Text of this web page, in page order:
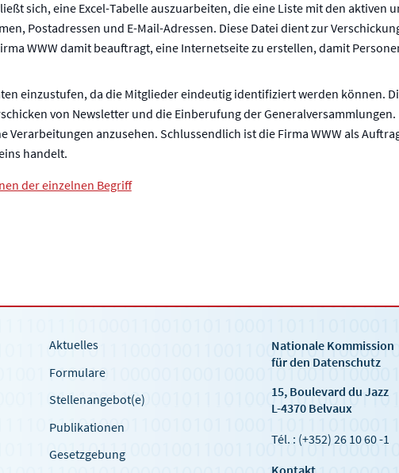
sich, eine Excel-Tabelle auszuarbeiten, die eine Liste mit den
Postadressen und E-Mail-Adressen. Diese Datei dient zur
WWW damit beauftragt, eine Internetseite zu erstellen, damit
einzustufen, da die Mitglieder eindeutig identifiziert werden können.
von Newsletter und die Einberufung der Generalversammlungen.
anzusehen. Schlussendlich ist die Firma WWW als
handelt.
der einzelnen Begriff
Aktuelles
Formulare
Stellenangebot(e)
Publikationen
Gesetzgebung
Nationale Kommission
für den Datenschutz
15, Boulevard du Jazz
L-4370 Belvaux
Tél. : (+352) 26 10 60 -1
Kontakt